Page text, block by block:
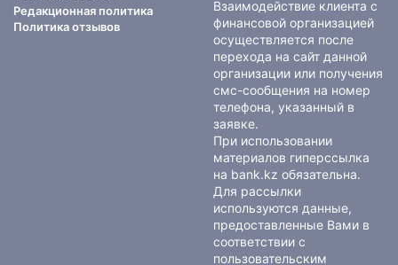
Редакционная политика
Политика отзывов
Взаимодействие клиента с
финансовой организацией
осуществляется после
перехода на сайт данной
организации или получения
смс-сообщения на номер
телефона, указанный в
заявке.
При использовании
материалов гиперссылка
на bank.kz обязательна.
Для рассылки
используются данные,
предоставленные Вами в
соответствии с
пользовательским